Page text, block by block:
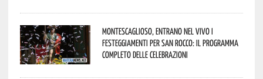
Montescaglioso, entrano nel vivo i
festeggiamenti per San Rocco: il programma
completo delle celebrazioni